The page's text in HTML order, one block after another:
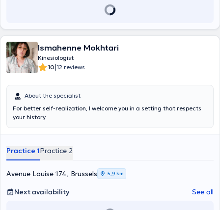
Ismahenne Mokhtari
Kinesiologist
10|12 reviews
About the specialist
For better self-realization, I welcome you in a setting that respects
your history
Practice 1Practice 2
Avenue Louise 174, Brussels 5,9 km
Next availability See all